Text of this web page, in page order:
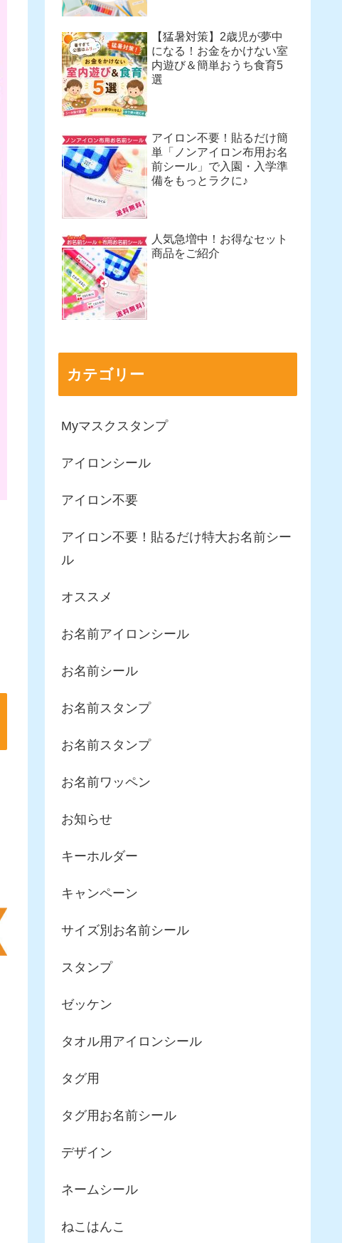
【猛暑対策】2歳児が夢中
になる！お金をかけない室
内遊び＆簡単おうち食育5
選
アイロン不要！貼るだけ簡
単「ノンアイロン布用お名
前シール」で入園・入学準
備をもっとラクに♪
人気急増中！お得なセット
商品をご紹介
カテゴリー
Myマスクスタンプ
アイロンシール
アイロン不要
アイロン不要！貼るだけ特大お名前シー
ル
オススメ
お名前アイロンシール
お名前シール
お名前スタンプ
お名前スタンプ
お名前ワッペン
お知らせ
キーホルダー
キャンペーン
サイズ別お名前シール
スタンプ
ゼッケン
タオル用アイロンシール
タグ用
タグ用お名前シール
デザイン
ネームシール
ねこはんこ